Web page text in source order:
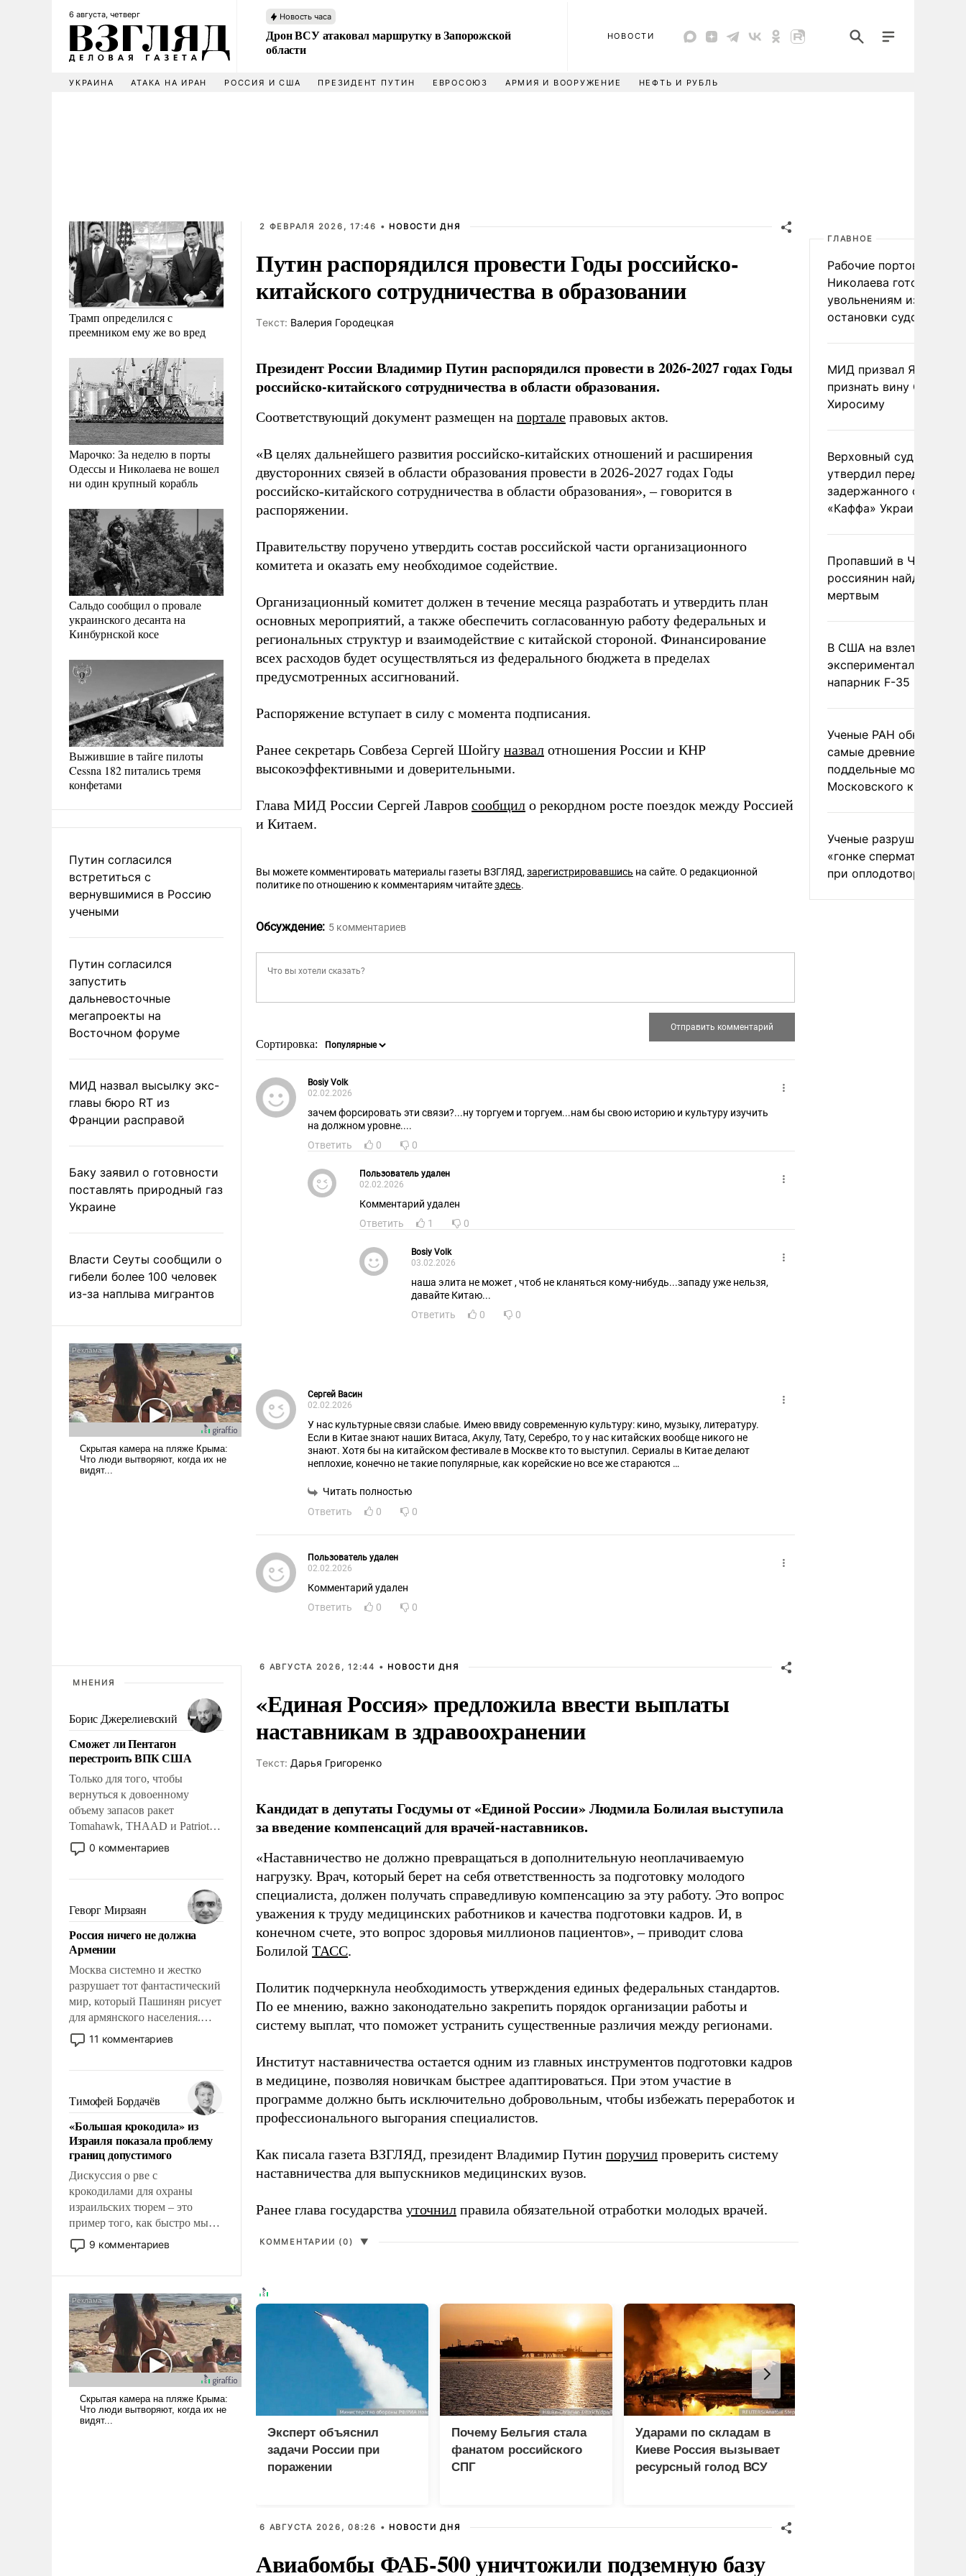
6 августа, четверг Новость часа
Дрон ВСУ атаковал маршрутку в Запорожской
области
НОВОСТИ
УКРАИНА АТАКА НА ИРАН РОССИЯ И США ПРЕЗИДЕНТ ПУТИН ЕВРОСОЮЗ АРМИЯ И ВООРУЖЕНИЕ НЕФТЬ И РУБЛЬ
Трамп определился с
преемником ему же во вред
Марочко: За неделю в порты
Одессы и Николаева не вошел
ни один крупный корабль
Сальдо сообщил о провале
украинского десанта на
Кинбурнской косе
Выжившие в тайге пилоты
Cessna 182 питались тремя
конфетами
Путин согласился
встретиться с
вернувшимися в Россию
учеными
Путин согласился
запустить
дальневосточные
мегапроекты на
Восточном форуме
МИД назвал высылку экс-
главы бюро RT из
Франции расправой
Баку заявил о готовности
поставлять природный газ
Украине
Власти Сеуты сообщили о
гибели более 100 человек
из-за наплыва мигрантов
МНЕНИЯ
Борис Джерелиевский
Сможет ли Пентагон
перестроить ВПК США
Только для того, чтобы
вернуться к довоенному
объему запасов ракет
Tomahawk, THAAD и Patriot
США потребуется более трех
лет. Даже небольшая война с
Сложившаяся ситуация
означает многолетний период
уязвимости США, например,
перед Китаем.
0 комментариев
Геворг Мирзаян
Россия ничего не должна
Армении
Москва системно и жестко
разрушает тот фантастический
мир, который Пашинян рисует
для армянского населения.
Мир, где этому населению все
должны просто по
политические прожекты будут
беспрекословно оплачиваться
за счет российских
налогоплательщиков и где за
свои поступки не нужно
отвечать.
11 комментариев
Тимофей Бордачёв
«Большая крокодила» из
Израиля показала проблему
границ допустимого
Дискуссия о рве с
крокодилами для охраны
израильских тюрем – это
пример того, как быстро мы
двигаемся по пути
революционных изменений.
псевдонаучной фантастики,
стало всерьез обсуждаемой
идеей.
9 комментариев
2 ФЕВРАЛЯ 2026, 17:46 • НОВОСТИ ДНЯ
Путин распорядился провести Годы российско-
китайского сотрудничества в образовании
Tекст: Валерия Городецкая
Президент России Владимир Путин распорядился провести в 2026-2027 годах Годы
российско-китайского сотрудничества в области образования.
Соответствующий документ размещен на портале правовых актов.
«В целях дальнейшего развития российско-китайских отношений и расширения
двусторонних связей в области образования провести в 2026-2027 годах Годы
российско-китайского сотрудничества в области образования», – говорится в
распоряжении.
Правительству поручено утвердить состав российской части организационного
комитета и оказать ему необходимое содействие.
Организационный комитет должен в течение месяца разработать и утвердить план
основных мероприятий, а также обеспечить согласованную работу федеральных и
региональных структур и взаимодействие с китайской стороной. Финансирование
всех расходов будет осуществляться из федерального бюджета в пределах
предусмотренных ассигнований.
Распоряжение вступает в силу с момента подписания.
Ранее секретарь Совбеза Сергей Шойгу назвал отношения России и КНР
высокоэффективными и доверительными.
Глава МИД России Сергей Лавров сообщил о рекордном росте поездок между Россией
и Китаем.
Вы можете комментировать материалы газеты ВЗГЛЯД, зарегистрировавшись на сайте. О редакционной
политике по отношению к комментариям читайтездесь.
Обсуждение: 5 комментариев
Сортировка:
Bosiy Volk
02.02.2026
зачем форсировать эти связи?...ну торгуем и торгуем...нам бы свою историю и культуру изучить
на должном уровне....
Ответить
0 0
Пользователь удален
02.02.2026
Комментарий удален
Ответить
1 0
Bosiy Volk
03.02.2026
наша элита не может , чтоб не кланяться кому-нибудь...западу уже нельзя,
давайте Китаю...
Ответить
0 0
Сергей Васин
02.02.2026
У нас культурные связи слабые. Имею ввиду современную культуру: кино, музыку, литературу.
Если в Китае знают наших Витаса, Акулу, Тату, Серебро, то у нас китайских вообще никого не
знают. Хотя бы на китайском фестивале в Москве кто то выступил. Сериалы в Китае делают
неплохие, конечно не такие популярные, как корейские но все же стараются
Читать полностью
Ответить
0 0
Пользователь удален
02.02.2026
Комментарий удален
Ответить
0 0
6 АВГУСТА 2026, 12:44 • НОВОСТИ ДНЯ
«Единая Россия» предложила ввести выплаты
наставникам в здравоохранении
Tекст: Дарья Григоренко
Кандидат в депутаты Госдумы от «Единой России» Людмила Болилая выступила
за введение компенсаций для врачей-наставников.
«Наставничество не должно превращаться в дополнительную неоплачиваемую
нагрузку. Врач, который берет на себя ответственность за подготовку молодого
специалиста, должен получать справедливую компенсацию за эту работу. Это вопрос
уважения к труду медицинских работников и качества подготовки кадров. И, в
конечном счете, это вопрос здоровья миллионов пациентов», – приводит слова
Болилой ТАСС.
Политик подчеркнула необходимость утверждения единых федеральных стандартов.
По ее мнению, важно законодательно закрепить порядок организации работы и
систему выплат, что поможет устранить существенные различия между регионами.
Институт наставничества остается одним из главных инструментов подготовки кадров
в медицине, позволяя новичкам быстрее адаптироваться. При этом участие в
программе должно быть исключительно добровольным, чтобы избежать переработок и
профессионального выгорания специалистов.
Как писала газета ВЗГЛЯД, президент Владимир Путин поручил проверить систему
наставничества для выпускников медицинских вузов.
Ранее глава государства уточнил правила обязательной отработки молодых врачей.
КОММЕНТАРИИ (0) ▼
Эксперт объяснил
задачи России при
поражении
Почему Бельгия стала
фанатом российского
СПГ
Ударами по складам в
Киеве Россия вызывает
ресурсный голод ВСУ
6 АВГУСТА 2026, 08:26 • НОВОСТИ ДНЯ
Авиабомбы ФАБ-500 уничтожили подземную базу
ГЛАВНОЕ
Рабочие портов
Николаева готовятся к
увольнениям из-за
остановки судоходства
МИД призвал Японию
признать вину США за
Хиросиму
Верховный суд Швеции
утвердил передачу
задержанного
«Каффа» Украине
Пропавший в
россиянин найден
мертвым
В США на взлете
экспериментальный
напарник F-35
Ученые РАН
самые древние
поддельные монеты
Московского
Ученые разрушили миф
«гонке
при оплодотворении